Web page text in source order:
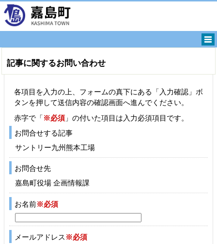
記事に関するお問い合わせ
各項目を入力の上、フォームの真下にある「入力確認」ボ
タンを押して送信内容の確認画面へ進んでください。
赤字で「※必須 」の付いた項目は入力必須項目です。
お問合せする記事
サントリー九州熊本工場
お問合せ先
嘉島町役場 企画情報課
お名前※必須
メールアドレス ※必須